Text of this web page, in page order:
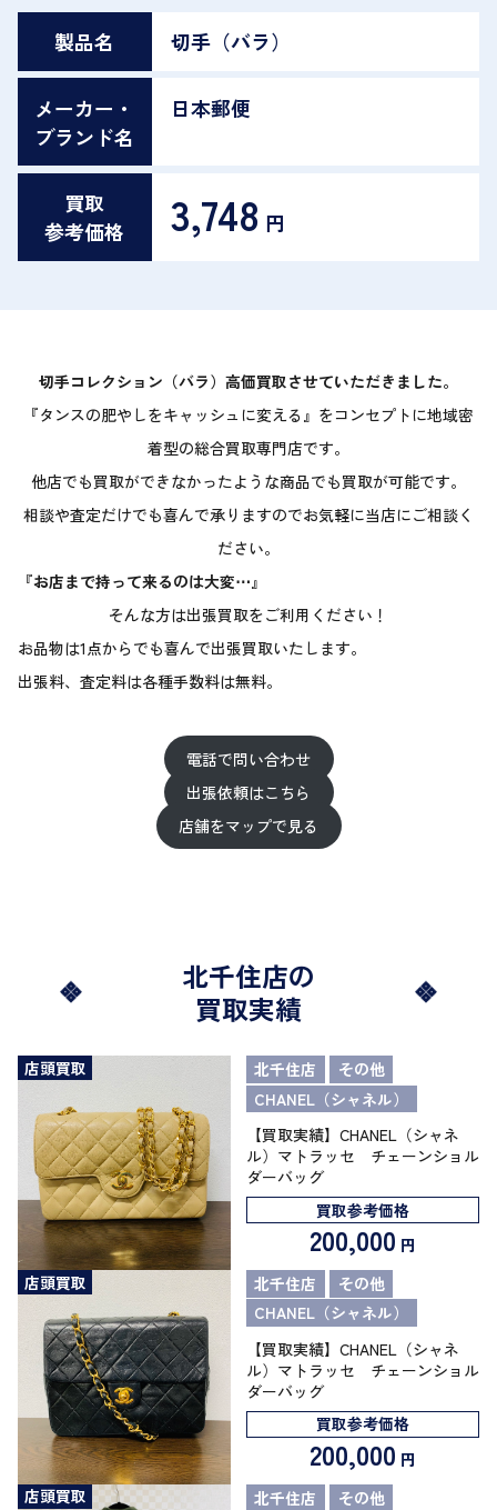
製品名 切手（バラ）
メーカー・
ブランド名
日本郵便
買取
参考価格
3,748 円
切手コレクション（バラ）高価買取させていただきました。
『タンスの肥やしをキャッシュに変える』をコンセプトに地域密
着型の総合買取専門店です。
他店でも買取ができなかったような商品でも買取が可能です。
相談や査定だけでも喜んで承りますのでお気軽に当店にご相談く
ださい。
『お店まで持って来るのは大変⋯ 』
そんな方は出張買取をご利用ください！
お品物は1点からでも喜んで出張買取いたします。
出張料、査定料は各種手数料は無料。
電話で問い合わせ
出張依頼はこちら
店舗をマップで見る
北千住店の
買取実績
店頭買取 北千住店
その他
CHANEL（シャネル）
【買取実績】CHANEL（シャネ
ル）マトラッセ チェーンショル
ダーバッグ
買取参考価格
200,000 円
店頭買取
北千住店
その他
CHANEL（シャネル）
【買取実績】CHANEL（シャネ
ル）マトラッセ チェーンショル
ダーバッグ
買取参考価格
200,000 円
店頭買取
北千住店
その他